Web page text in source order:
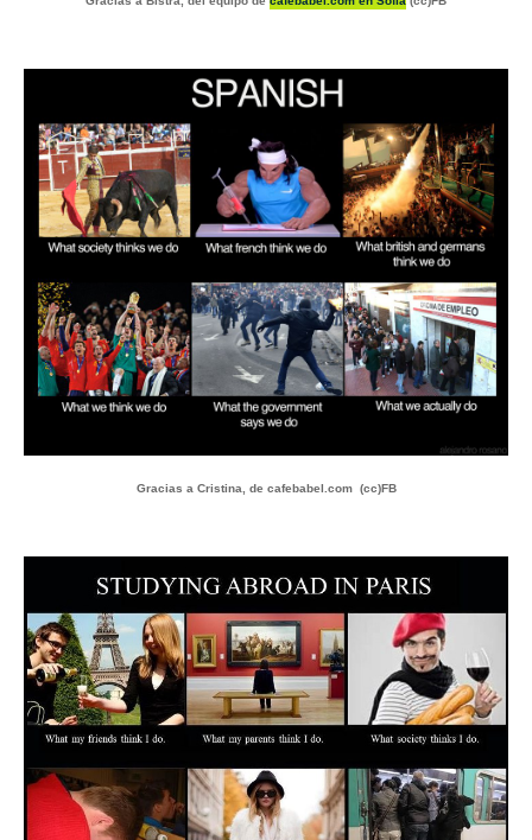
Gracias a Cristina, de cafebabel.com (cc)FB